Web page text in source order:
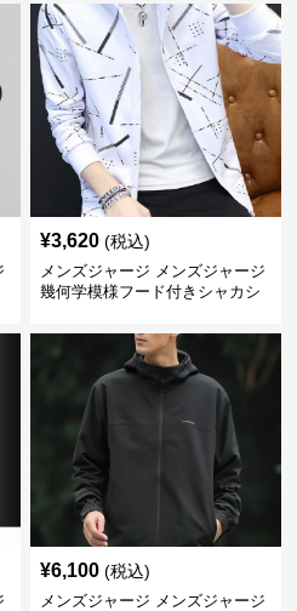
¥3,620 (税込)
メンズジャージ メンズジャージ
幾何学模様フード付きシャカシ
¥6,100 (税込)
メンズジャージ メンズジャージ